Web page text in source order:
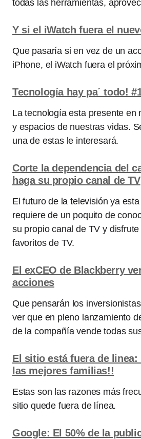
todas las herramientas,
Y si el iWatch fuera el
Que pasaría si en vez de un
iPhone, el iWatch fuera el
Tecnología hay pa´ todo!
La tecnología esta presente en
y espacios de nuestras vidas.
una de estas le interesará.
Corte la dependencia del
haga su propio canal de TV
El futuro de la televisión ya
requiere de un poquito de
su propio canal de TV y
favoritos de TV.
El exCEO de Blackberry
acciones
Que pensarán los
ver que en pleno lanzamiento
de la compañía vende todas
El sitio está fuera de linea:
las mejores familias!!
Estas son las razones más
sitio quede fuera de línea.
Google: El 50% de la